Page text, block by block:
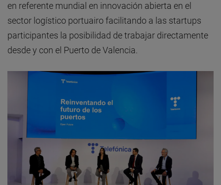
en referente mundial en innovación abierta en el
sector logístico portuairo facilitando a las startups
participantes la posibilidad de trabajar directamente
desde y con el Puerto de Valencia.